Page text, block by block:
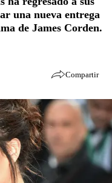
una nueva entrega
de James Corden.
Compartir